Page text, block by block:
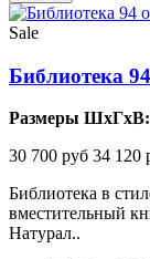
Sale
Библиотека
Размеры ШхГхВ:
30 700 руб 34 120
Библиотека в
вместительный
Натурал..